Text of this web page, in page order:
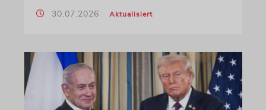
30.07.2026 Aktualisiert